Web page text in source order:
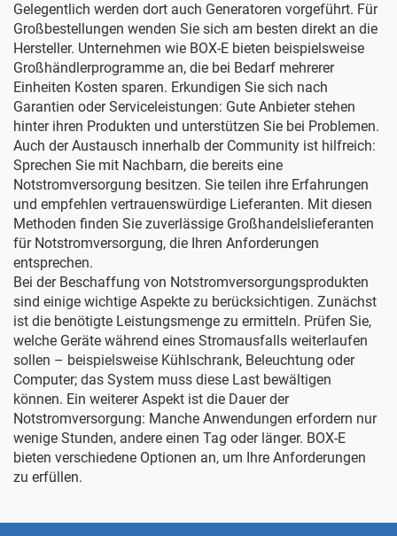
Gelegentlich werden dort auch Generatoren vorgeführt. Für
Großbestellungen wenden Sie sich am besten direkt an die
Hersteller. Unternehmen wie BOX-E bieten beispielsweise
Großhändlerprogramme an, die bei Bedarf mehrerer
Einheiten Kosten sparen. Erkundigen Sie sich nach
Garantien oder Serviceleistungen: Gute Anbieter stehen
hinter ihren Produkten und unterstützen Sie bei Problemen.
Auch der Austausch innerhalb der Community ist hilfreich:
Sprechen Sie mit Nachbarn, die bereits eine
Notstromversorgung besitzen. Sie teilen ihre Erfahrungen
und empfehlen vertrauenswürdige Lieferanten. Mit diesen
Methoden finden Sie zuverlässige Großhandelslieferanten
für Notstromversorgung, die Ihren Anforderungen
entsprechen.
Bei der Beschaffung von Notstromversorgungsprodukten
sind einige wichtige Aspekte zu berücksichtigen. Zunächst
ist die benötigte Leistungsmenge zu ermitteln. Prüfen Sie,
welche Geräte während eines Stromausfalls weiterlaufen
sollen – beispielsweise Kühlschrank, Beleuchtung oder
Computer; das System muss diese Last bewältigen
können. Ein weiterer Aspekt ist die Dauer der
Notstromversorgung: Manche Anwendungen erfordern nur
wenige Stunden, andere einen Tag oder länger. BOX-E
bieten verschiedene Optionen an, um Ihre Anforderungen
zu erfüllen.